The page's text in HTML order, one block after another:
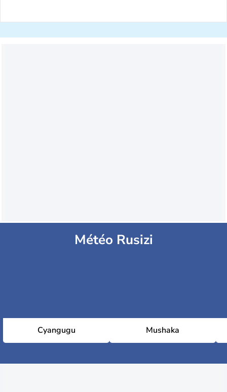
Météo Rusizi
Cyangugu Mushaka